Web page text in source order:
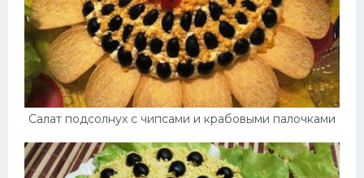
Салат подсолнух с чипсами и крабовыми палочками